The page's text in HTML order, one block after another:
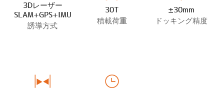
3Dレーザー
SLAM+GPS+IMU
誘導方式
30T
積載荷重
±30mm
ドッキング精度